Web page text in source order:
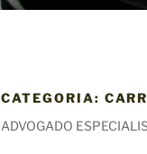
CATEGORIA:
ADVOGADO